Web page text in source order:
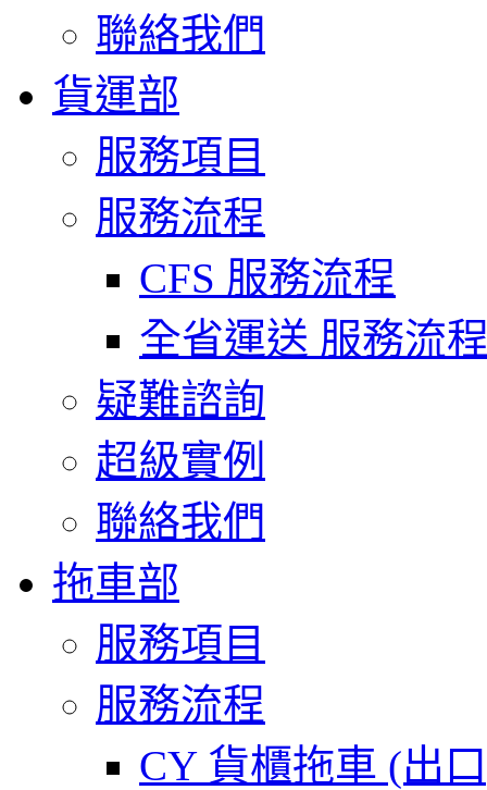
聯絡我們
貨運部
服務項目
服務流程
CFS 服務流程
全省運送 服務流
疑難諮詢
超級實例
聯絡我們
拖車部
服務項目
服務流程
CY 貨櫃拖車 (出